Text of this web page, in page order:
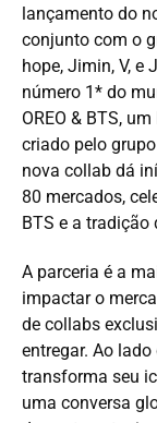
lançamento do
conjunto com o
hope, Jimin, V, e
número 1* do
OREO & BTS,
criado pelo
nova collab dá
80 mercados,
BTS e a tradição
A parceria é a
impactar o
de collabs
entregar. Ao
transforma seu
uma conversa